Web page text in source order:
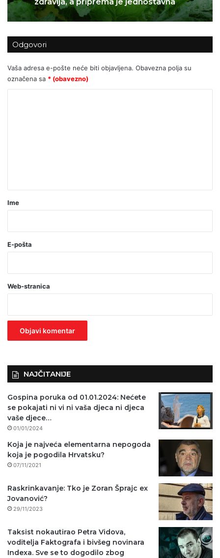
Raštika: Zbog ove namirnice
zdravlja, a priprema je jednostavna
Odgovori
Vaša adresa e-pošte neće biti objavljena. Obavezna polja su
označena sa * (obavezno)
r
o
a
v
z
Ime
E-pošta
Web-stranica
NAJČITANIJE
Gospina poruka od 01.01.2024: Nećete
se pokajati ni vi ni vaša djeca ni djeca
vaše djece…
01/01/2024
Koja je najveća elementarna nepogoda
koja je pogodila Hrvatsku?
07/11/2021
Raskrinkavanje: Tko je Zoran Šprajc ex
Jovanović?
29/11/2023
Taksist nokautirao Petra Vidova,
voditelja Faktografa i bivšeg novinara
Indexa. Sve se to dogodilo zbog